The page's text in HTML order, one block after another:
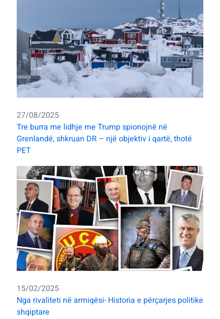
27/08/2025
Tre burra me lidhje me Trump spionojnë në
Grenlandë, shkruan DR – një objektiv i qartë, thotë
PET
15/02/2025
Nga rivaliteti në armiqësi- Historia e përçarjes politike
shqiptare